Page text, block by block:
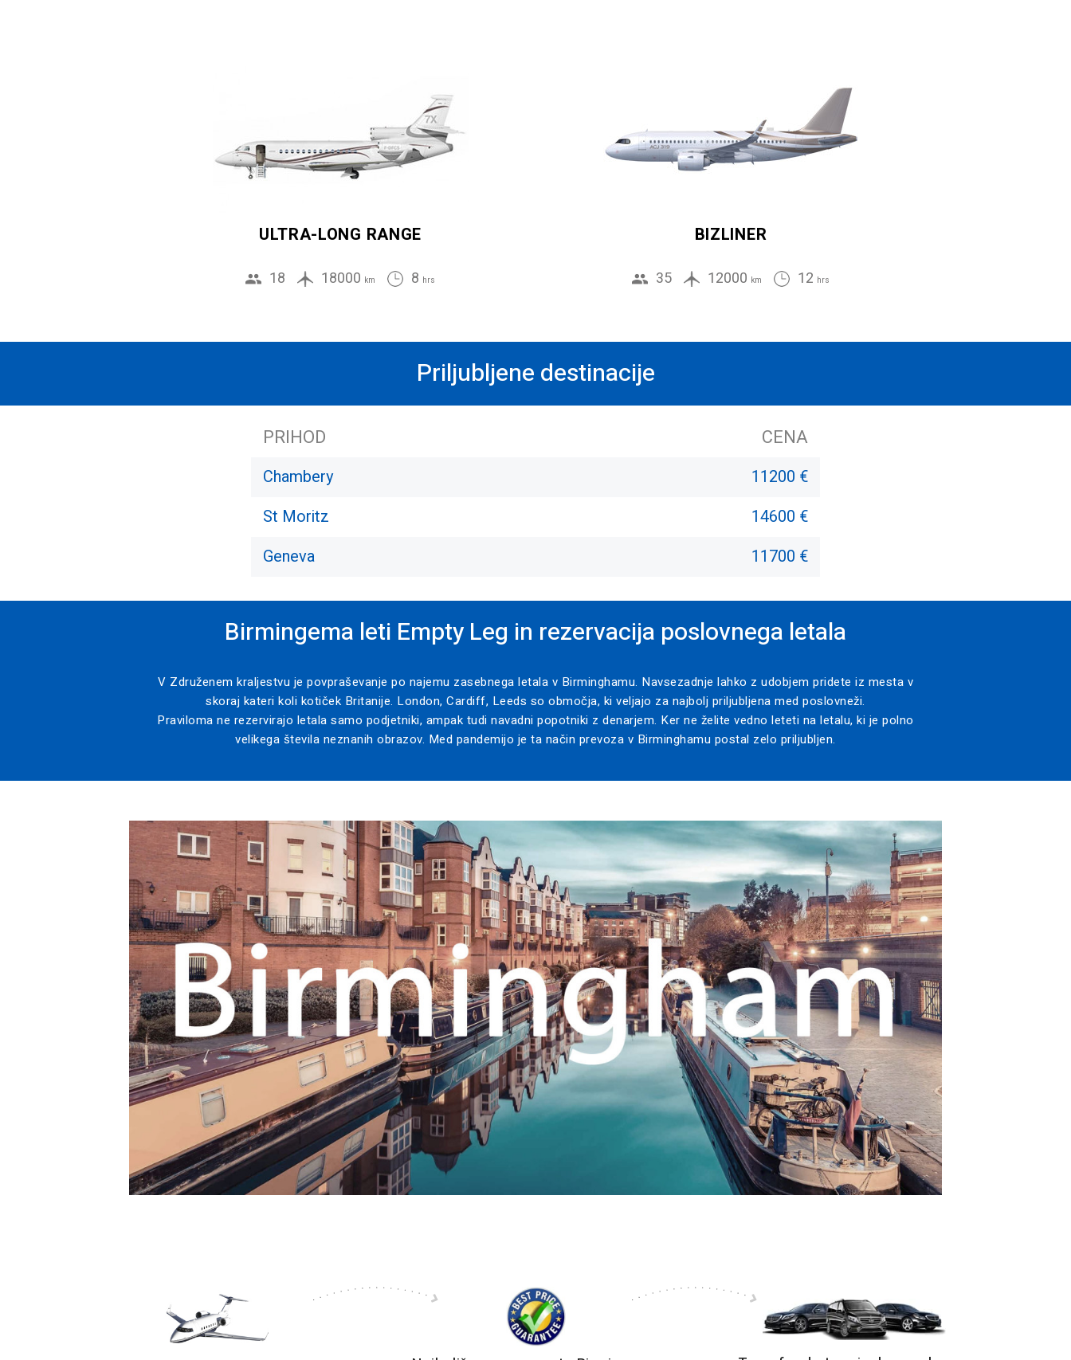
ULTRA-LONG RANGE
18 18000 km 8 hrs
BIZLINER
35 12000 km 12 hrs
Priljubljene destinacije
PRIHOD CENA
Chambery
11200 €
St Moritz
14600 €
Geneva
11700 €
Birmingema leti Empty Leg in rezervacija poslovnega letala
V Združenem kraljestvu je povpraševanje po najemu zasebnega letala v Birminghamu. Navsezadnje lahko z udobjem pridete iz mesta v
skoraj kateri koli kotiček Britanije. London, Cardiff, Leeds so območja, ki veljajo za najbolj priljubljena med poslovneži.
Praviloma ne rezervirajo letala samo podjetniki, ampak tudi navadni popotniki z denarjem. Ker ne želite vedno leteti na letalu, ki je polno
velikega števila neznanih obrazov. Med pandemijo je ta način prevoza v Birminghamu postal zelo priljubljen.